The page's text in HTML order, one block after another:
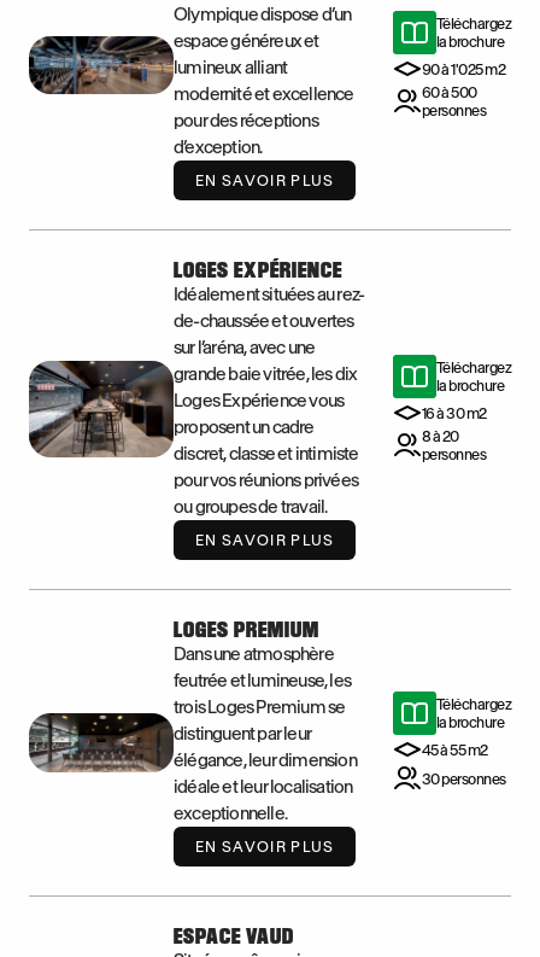
Olympique dispose d’un
espace généreux et
lumineux alliant
modernité et excellence
pour des réceptions
d’exception.
EN SAVOIR PLUS
Téléchargez
la brochure
90 à 1'025 m2
60 à 500
personnes
LOGES EXPÉRIENCE
Idéalement situées au rez-
de-chaussée et ouvertes
sur l’aréna, avec une
grande baie vitrée, les dix
Loges Expérience vous
proposent un cadre
discret, classe et intimiste
pour vos réunions privées
ou groupes de travail.
EN SAVOIR PLUS
Téléchargez
la brochure
16 à 30 m2
8 à 20
personnes
LOGES PREMIUM
Dans une atmosphère
feutrée et lumineuse, les
trois Loges Premium se
distinguent par leur
élégance, leur dimension
idéale et leur localisation
exceptionnelle.
EN SAVOIR PLUS
Téléchargez
la brochure
45 à 55 m2
30 personnes
ESPACE VAUD